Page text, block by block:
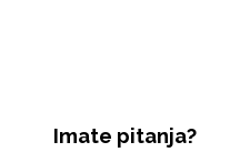
Imate pitanja?